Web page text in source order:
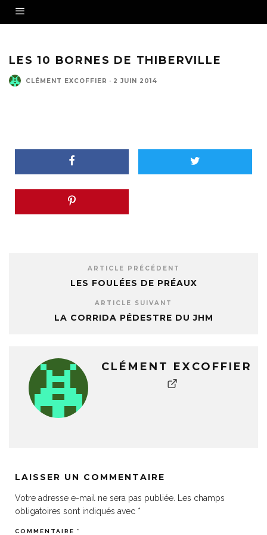
LES 10 BORNES DE THIBERVILLE
CLÉMENT EXCOFFIER · 2 JUIN 2014
ARTICLE PRÉCÉDENT
LES FOULÉES DE PRÉAUX
ARTICLE SUIVANT
LA CORRIDA PÉDESTRE DU JHM
CLÉMENT EXCOFFIER
LAISSER UN COMMENTAIRE
Votre adresse e-mail ne sera pas publiée.
Les champs
obligatoires sont indiqués avec *
COMMENTAIRE *